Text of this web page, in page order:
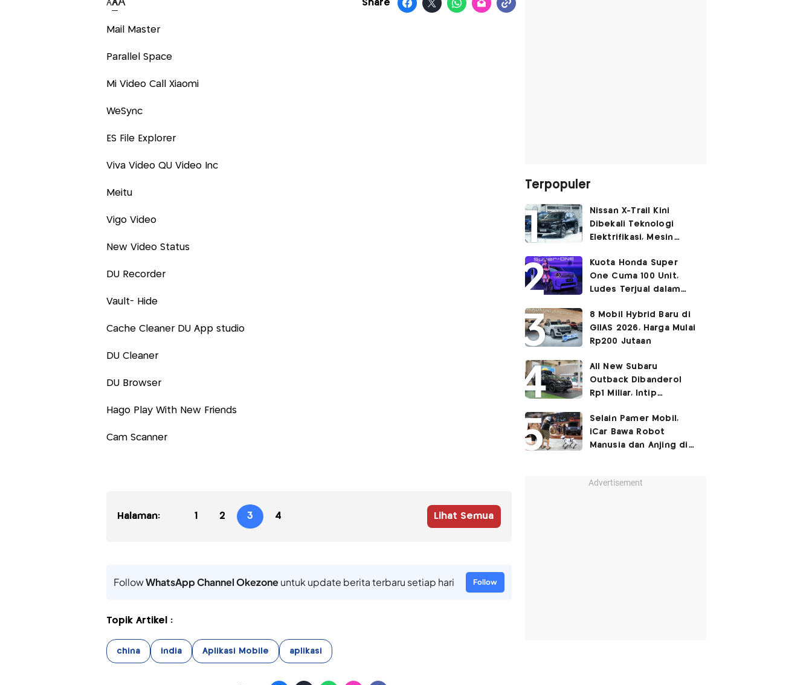
AAA Share
Mail Master
Parallel Space
Mi Video Call Xiaomi
WeSync
ES File Explorer
Viva Video QU Video Inc
Meitu
Vigo Video
New Video Status
DU Recorder
Vault- Hide
Cache Cleaner DU App studio
DU Cleaner
DU Browser
Hago Play With New Friends
Cam Scanner
Halaman: 1 2 3 4 Lihat Semua
FollowWhatsApp Channel Okezoneuntuk update berita terbaru setiap hari Follow
Topik Artikel :
china india Aplikasi Mobile aplikasi
Terpopuler
Nissan X-Trail Kini
Dibekali Teknologi
Elektrifikasi, Mesin
Kuota Honda Super
One Cuma 100 Unit,
Ludes Terjual dalam
8 Mobil Hybrid Baru di
GIIAS 2026, Harga Mulai
Rp200 Jutaan
All New Subaru
Outback Dibanderol
Rp1 Miliar, Intip
Selain Pamer Mobil,
iCar Bawa Robot
Manusia dan Anjing di
Advertisement